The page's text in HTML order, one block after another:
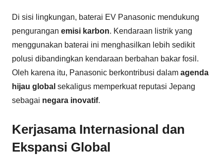
Di sisi lingkungan, baterai EV Panasonic mendukung
pengurangan emisi karbon. Kendaraan listrik yang
menggunakan baterai ini menghasilkan lebih sedikit
polusi dibandingkan kendaraan berbahan bakar fosil.
Oleh karena itu, Panasonic berkontribusi dalam agenda
hijau global sekaligus memperkuat reputasi Jepang
sebagai negara inovatif.
Kerjasama Internasional dan
Ekspansi Global